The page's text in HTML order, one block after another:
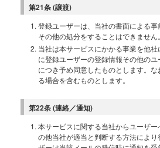
第21条 (譲渡)
登録ユーザーは、当社の書面による
その他の処分をすることはできません
当社は本サービスにかかる事業を他
に登録ユーザーの登録情報その他の
につき予め同意したものとします。
る場合を含むものとします。
第22条 (連絡／通知)
本サービスに関する当社からユーザ
の他当社が適当と判断する方法によ